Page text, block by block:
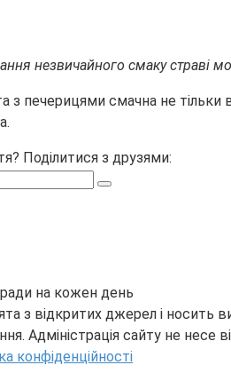
незвичайного смаку страві
з печерицями смачна не тільки
Поділитися з друзями:
на кожен день
з відкритих джерел і носить
Адміністрація сайту не несе
конфіденційності